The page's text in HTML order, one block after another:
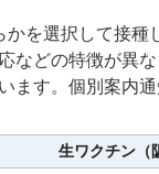
かを選択して接
などの特徴が異
ます。個別案内
生ワクチン（